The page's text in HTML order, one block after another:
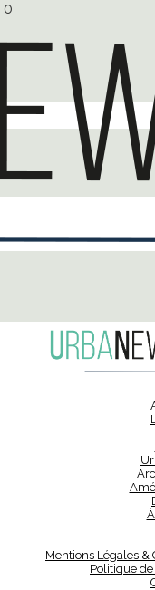
0
Mentions Légales &
Politique